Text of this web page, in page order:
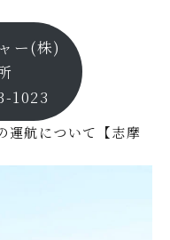
ー(株)
1023
運航について【志摩